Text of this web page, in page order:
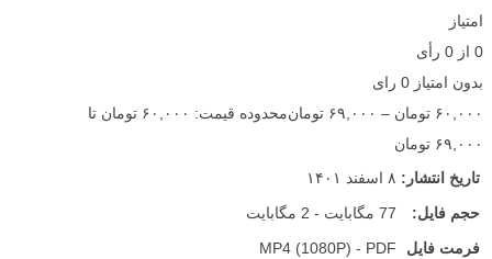
امتیاز
0 از 0 رأی
بدون امتیاز 0 رای
۶۰,۰۰۰ تومان – ۶۹,۰۰۰ تومان
محدوده قیمت: ۶۰,۰۰۰ تومان تا
۶۹,۰۰۰ تومان
تاریخ انتشار: ۸ اسفند ۱۴۰۱
حجم فایل:
77 مگابایت - 2 مگابایت
فرمت فایل
MP4 (1080P) - PDF